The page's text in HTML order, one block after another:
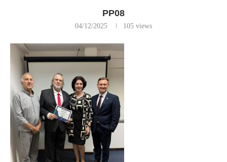
PP08
04/12/2025 105 views